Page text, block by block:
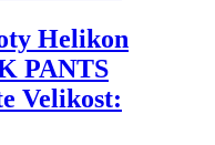
Helikon
PANTS
Velikost: